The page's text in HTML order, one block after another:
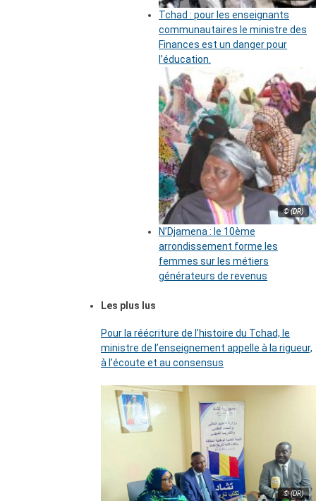
Tchad : pour les enseignants
communautaires le ministre des
Finances est un danger pour
l’éducation.
© (DR)
N’Djamena : le 10ème
arrondissement forme les
femmes sur les métiers
générateurs de revenus
Les plus lus
Pour la réécriture de l’histoire du Tchad, le
ministre de l’enseignement appelle à la rigueur,
à l’écoute et au consensus
© (DR)